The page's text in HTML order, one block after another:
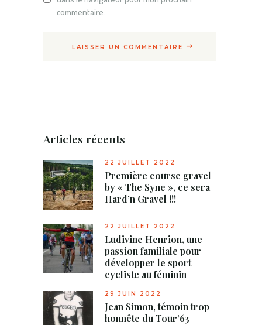
commentaire.
LAISSER UN COMMENTAIRE
Articles récents
22 JUILLET 2022
Première course gravel
by « The Syne », ce sera
Hard’n Gravel !!!
22 JUILLET 2022
Ludivine Henrion, une
passion familiale pour
développer le sport
cycliste au féminin
29 JUIN 2022
Jean Simon, témoin trop
honnête du Tour’63